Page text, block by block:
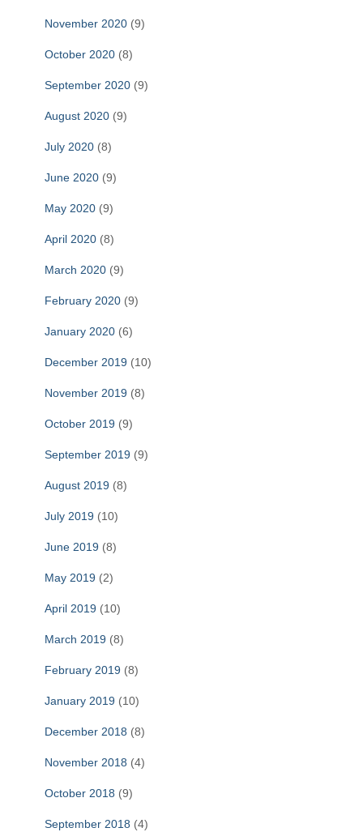
November 2020 (9)
October 2020 (8)
September 2020 (9)
August 2020 (9)
July 2020 (8)
June 2020 (9)
May 2020 (9)
April 2020 (8)
March 2020 (9)
February 2020 (9)
January 2020 (6)
December 2019 (10)
November 2019 (8)
October 2019 (9)
September 2019 (9)
August 2019 (8)
July 2019 (10)
June 2019 (8)
May 2019 (2)
April 2019 (10)
March 2019 (8)
February 2019 (8)
January 2019 (10)
December 2018 (8)
November 2018 (4)
October 2018 (9)
September 2018 (4)